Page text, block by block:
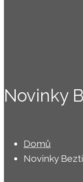
Novinky
Domů
Novinky